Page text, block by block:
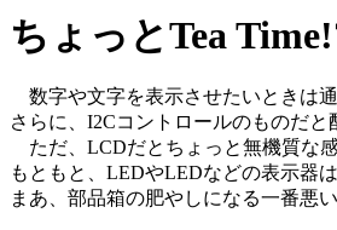
ちょっとTea
数字や文字を表示させたいときは
さらに、I2Cコントロールのものだと
ただ、LCDだとちょっと無機質な
もともと、LEDやLEDなどの表示器
まあ、部品箱の肥やしになる一番悪